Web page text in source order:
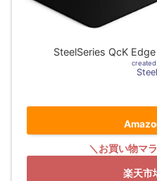
SteelSeries QcK
楽天市